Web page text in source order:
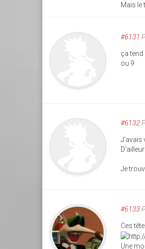
Mais le
#6131
ça tend
ou 9
#6132
J'avais
Je
#6133
Ces
Une